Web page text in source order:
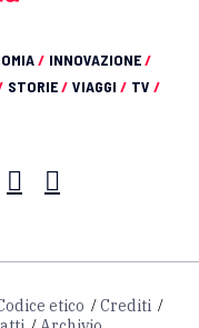
/ INNOVAZIONE/
STORIE/ VIAGGI / TV /
etico
Crediti